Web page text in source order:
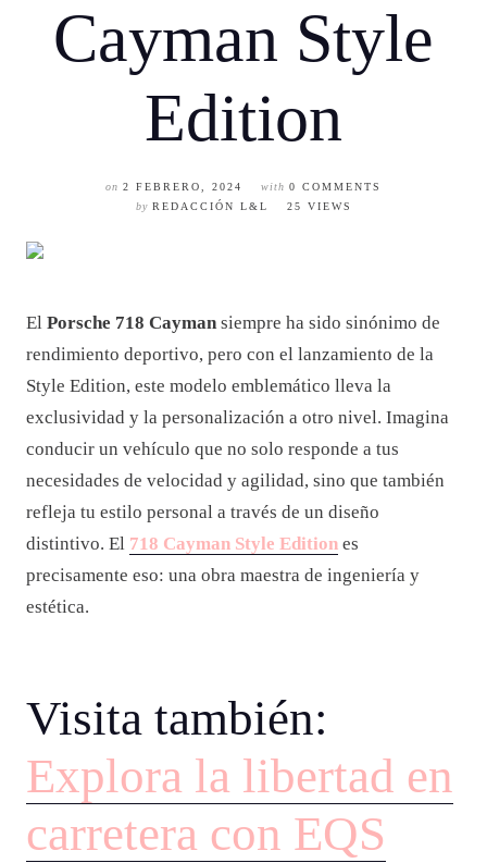
Cayman Style
Edition
on 2 FEBRERO, 2024 with 0 COMMENTS
by REDACCIÓN L&L 25 VIEWS
El Porsche 718 Cayman siempre ha sido sinónimo de
rendimiento deportivo, pero con el lanzamiento de la
Style Edition, este modelo emblemático lleva la
exclusividad y la personalización a otro nivel. Imagina
conducir un vehículo que no solo responde a tus
necesidades de velocidad y agilidad, sino que también
refleja tu estilo personal a través de un diseño
distintivo. El 718 Cayman Style Edition es
precisamente eso: una obra maestra de ingeniería y
estética.
Visita también:
Explora la libertad en
carretera con EQS